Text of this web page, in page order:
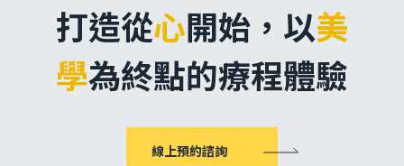
打造從心開始， 以美
學為終點的療程體驗
線上預約諮詢